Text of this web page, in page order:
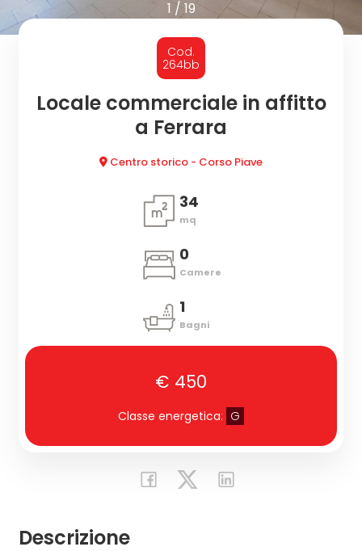
1 / 19
Cod.
264bb
Locale commerciale in affitto
a Ferrara
Centro storico - Corso Piave
34
mq
0
Camere
1
Bagni
€ 450
Classe energetica: G
Descrizione
SERVIZI
IMMOBILE
Comune